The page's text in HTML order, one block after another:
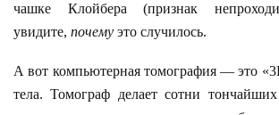
чашке Клойбера (признак
увидите, почему это случилось.
А вот компьютерная томография — это
тела. Томограф делает сотни